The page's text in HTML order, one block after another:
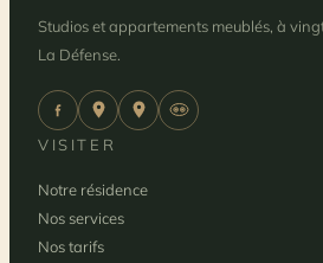
Studios et appartements meublés, à
La Défense.
VISITER
Notre résidence
Nos services
Nos tarifs